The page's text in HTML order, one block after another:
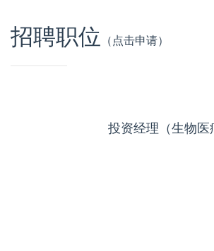
招聘职位 （点击申请）
投资经理（生物医